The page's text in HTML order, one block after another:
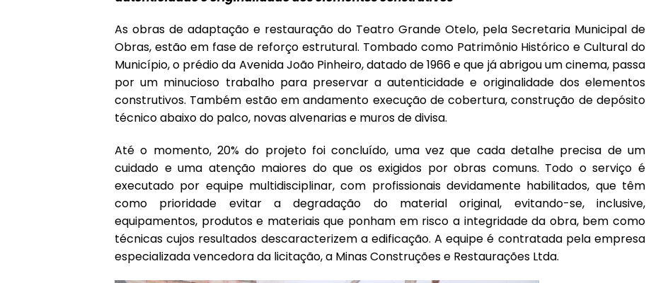
As obras de adaptação e restauração do Teatro Grande Otelo, pela Secretaria Municipal de
Obras, estão em fase de reforço estrutural. Tombado como Patrimônio Histórico e Cultural do
Município, o prédio da Avenida João Pinheiro, datado de 1966 e que já abrigou um cinema, passa
por um minucioso trabalho para preservar a autenticidade e originalidade dos elementos
construtivos. Também estão em andamento execução de cobertura, construção de depósito
técnico abaixo do palco, novas alvenarias e muros de divisa.
Até o momento, 20% do projeto foi concluído, uma vez que cada detalhe precisa de um
cuidado e uma atenção maiores do que os exigidos por obras comuns. Todo o serviço é
executado por equipe multidisciplinar, com profissionais devidamente habilitados, que têm
como prioridade evitar a degradação do material original, evitando-se, inclusive,
equipamentos, produtos e materiais que ponham em risco a integridade da obra, bem como
técnicas cujos resultados descaracterizem a edificação. A equipe é contratada pela empresa
especializada vencedora da licitação, a Minas Construções e Restaurações Ltda.